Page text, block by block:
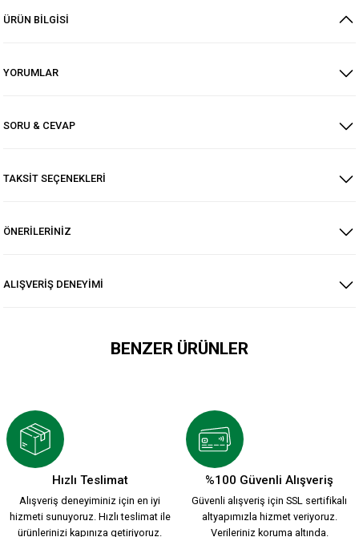
ÜRÜN BİLGİSİ
YORUMLAR
SORU & CEVAP
TAKSİT SEÇENEKLERİ
ÖNERİLERİNİZ
ALIŞVERİŞ DENEYİMİ
BENZER ÜRÜNLER
800,00 TL
YENİ SEZON 2026/2027 HUMMEL FUNCTIONAL POLO T-
Hızlı Teslimat
Alışveriş deneyiminiz için en iyi
hizmeti sunuyoruz. Hızlı teslimat ile
ürünlerinizi kapınıza getiriyoruz.
%100 Güvenli Alışveriş
Güvenli alışveriş için SSL sertifikalı
altyapımızla hizmet veriyoruz.
Verileriniz koruma altında.